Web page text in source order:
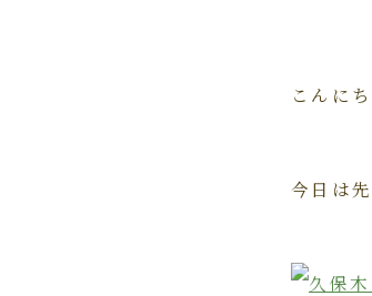
こんに
今日は